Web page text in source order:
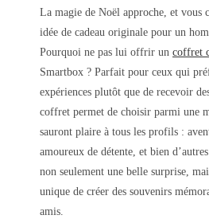
publication :
La magie de Noël approche, et vous
idée de cadeau originale pour un
Pourquoi ne pas lui offrir un coffret
Smartbox ? Parfait pour ceux qui
expériences plutôt que de recevoir
coffret permet de choisir parmi une
sauront plaire à tous les profils :
amoureux de détente, et bien
non seulement une belle surprise,
unique de créer des souvenirs
amis.